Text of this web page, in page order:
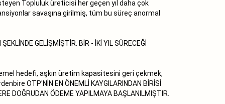
Topluluk üreticisi her geçen yıl daha çok
savaşına girilmiş, tüm bu süreç anormal
GELİŞMİŞTİR. BİR - İKİ YIL SÜRECEĞİ
hedefi, aşkın üretim kapasitesini geri çekmek,
OTP'NİN EN ÖNEMLİ KAYGILARINDAN BİRİSİ
DOĞRUDAN ÖDEME YAPILMAYA BAŞLANILMIŞTIR.